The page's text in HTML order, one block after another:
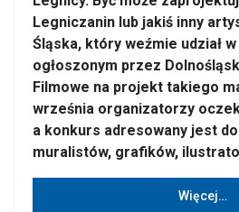
Legniczanin lub jakiś inny
Śląska, który weźmie udział
ogłoszonym przez
Filmowe na projekt takiego
września organizatorzy
a konkurs adresowany jest
muralistów, grafików,
Więcej…